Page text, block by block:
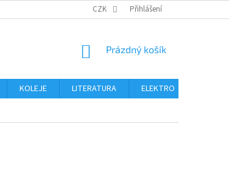
CZK Přihlášení
NÁKUPNÍ
Prázdný košík
KOLEJE LITERATURA ELEKTRO